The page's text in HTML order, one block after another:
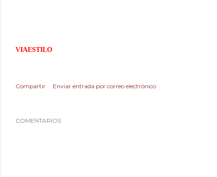
VIAESTILO
Compartir Enviar entrada por correo electrónico
COMENTARIOS